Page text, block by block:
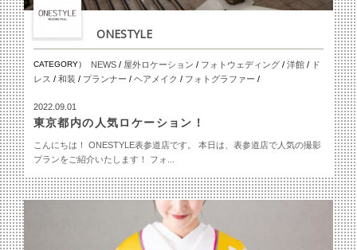
ONESTYLE
CATEGORY） NEWS/ 屋外ロケーション / フォトウェディング/ 洋館/
ド
レス / 和装 / プランナー / ヘアメイク / フォトグラファー /
2022.09.01
東京都内の人気ロケーション！
こんにちは！ ONESTYLE表参道店です。 本日は、表参道店で人気の撮影
プランをご紹介いたします！ フォ...